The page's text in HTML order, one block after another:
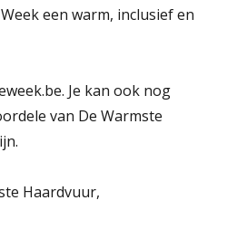
een warm, inclusief en
Je kan ook nog
van De Warmste
Haardvuur,